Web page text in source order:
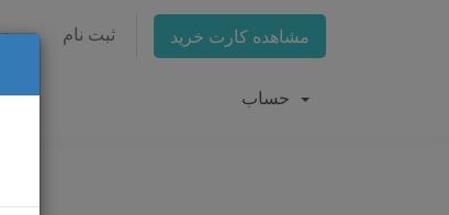
ورود ثبت نام مشاهده کارت خرید